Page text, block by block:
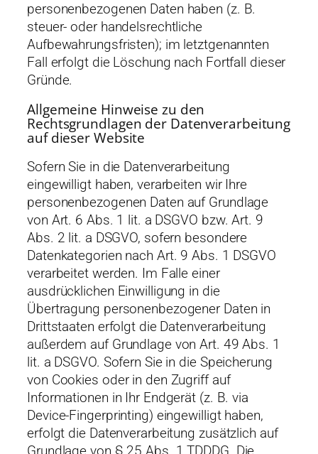
personenbezogenen Daten haben (z. B.
steuer- oder handelsrechtliche
Aufbewahrungsfristen); im letztgenannten
Fall erfolgt die Löschung nach Fortfall dieser
Gründe.
Allgemeine Hinweise zu den
Rechtsgrundlagen der Datenverarbeitung
auf dieser Website
Sofern Sie in die Datenverarbeitung
eingewilligt haben, verarbeiten wir Ihre
personenbezogenen Daten auf Grundlage
von Art. 6 Abs. 1 lit. a DSGVO bzw. Art. 9
Abs. 2 lit. a DSGVO, sofern besondere
Datenkategorien nach Art. 9 Abs. 1 DSGVO
verarbeitet werden. Im Falle einer
ausdrücklichen Einwilligung in die
Übertragung personenbezogener Daten in
Drittstaaten erfolgt die Datenverarbeitung
außerdem auf Grundlage von Art. 49 Abs. 1
lit. a DSGVO. Sofern Sie in die Speicherung
von Cookies oder in den Zugriff auf
Informationen in Ihr Endgerät (z. B. via
Device-Fingerprinting) eingewilligt haben,
erfolgt die Datenverarbeitung zusätzlich auf
Grundlage von § 25 Abs. 1 TDDDG. Die